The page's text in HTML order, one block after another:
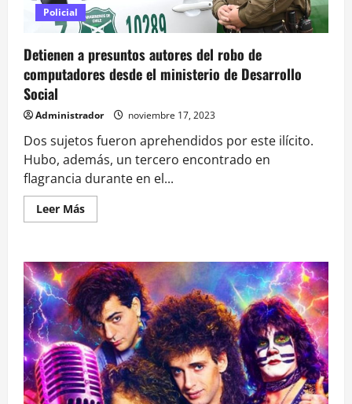
Policial
Detienen a presuntos autores del robo de
computadores desde el ministerio de Desarrollo
Social
Administrador noviembre 17, 2023
Dos sujetos fueron aprehendidos por este ilícito.
Hubo, además, un tercero encontrado en
flagrancia durante en el...
Leer MásLeer
más
a
presuntos
autores
del
robo
de
computadores
desde
el
ministerio
de
Desarrollo
Social